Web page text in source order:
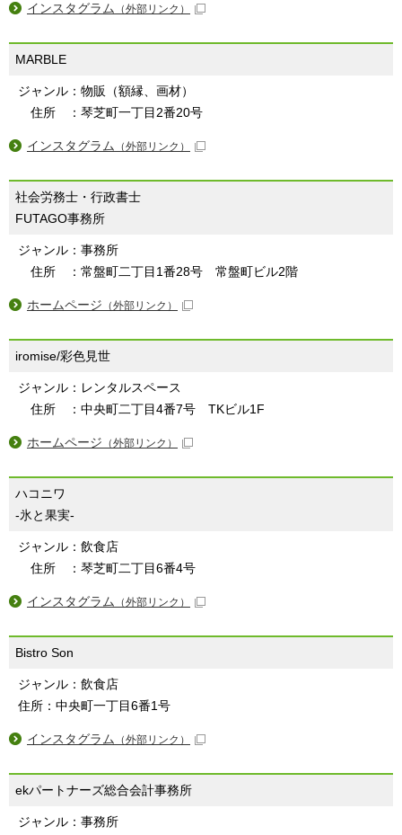
インスタグラム （外部リンク）
MARBLE
ジャンル：物販（額縁、画材）
住所 ：琴芝町一丁目2番20号
インスタグラム （外部リンク）
社会労務士・行政書士
FUTAGO事務所
ジャンル：事務所
住所 ：常盤町二丁目1番28号 常盤町ビル2階
ホームページ （外部リンク）
iromise/彩色見世
ジャンル：レンタルスペース
住所 ：中央町二丁目4番7号 TKビル1F
ホームページ （外部リンク）
ハコニワ
-氷と果実-
ジャンル：飲食店
住所 ：琴芝町二丁目6番4号
インスタグラム （外部リンク）
Bistro Son
ジャンル：飲食店
住所：中央町一丁目6番1号
インスタグラム （外部リンク）
ekパートナーズ総合会計事務所
ジャンル：事務所